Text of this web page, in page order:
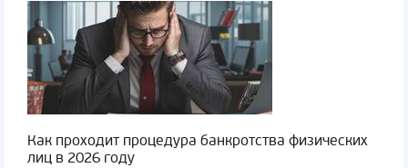
Как проходит процедура банкротства физических
лиц в 2026 году